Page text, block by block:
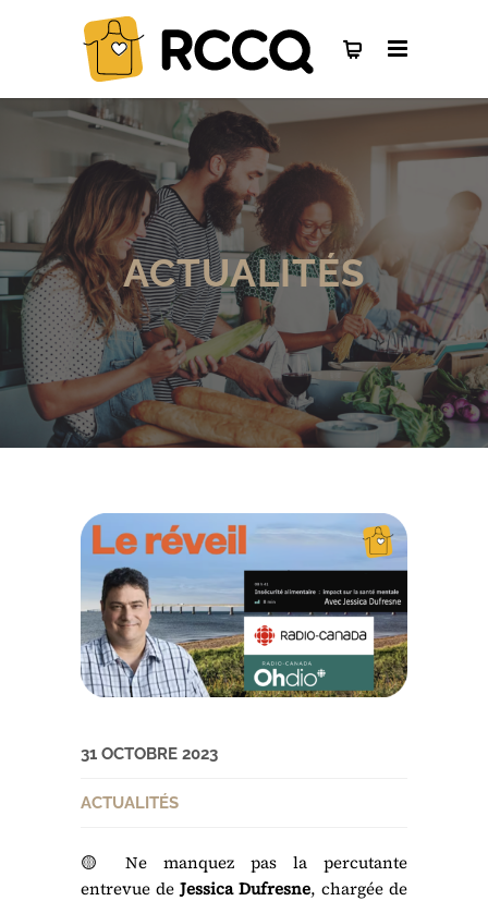
ACTUALITÉS
31 OCTOBRE 2023
ACTUALITÉS
🟡 Ne manquez pas la percutante
entrevue de Jessica Dufresne, chargée de